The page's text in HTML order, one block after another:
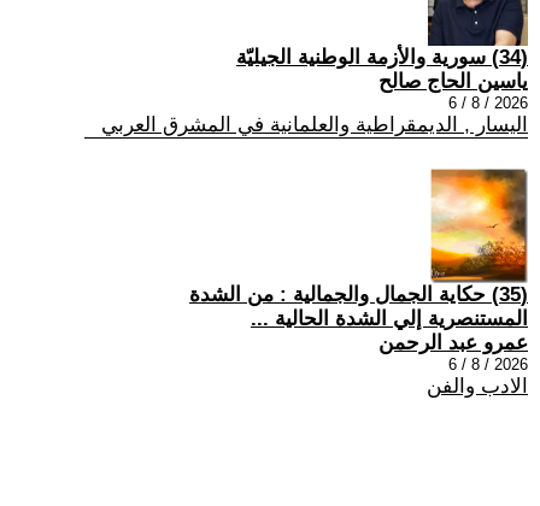
(34) سورية والأزمة الوطنية الجيليّة
ياسين الحاج صالح
2026 / 8 / 6
اليسار , الديمقراطية والعلمانية في المشرق العربي
(35) حكاية الجمال والجمالية : من الشدة
المستنصرية إلي الشدة الحالية ...
عمرو عبد الرحمن
2026 / 8 / 6
الادب والفن